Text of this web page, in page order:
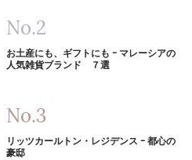
お土産にも、ギフトにも ｰ マレーシアの
人気雑貨ブランド ７選
リッツカールトン・レジデンス ｰ 都心の
豪邸